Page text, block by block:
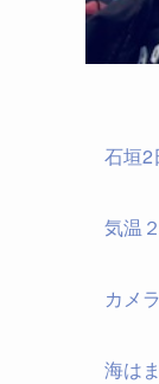
石垣
気温
カメ
海は